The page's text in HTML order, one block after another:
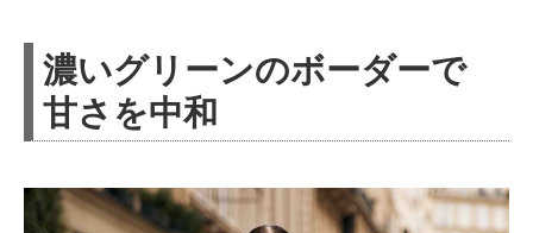
濃いグリーンのボーダーで
甘さを中和